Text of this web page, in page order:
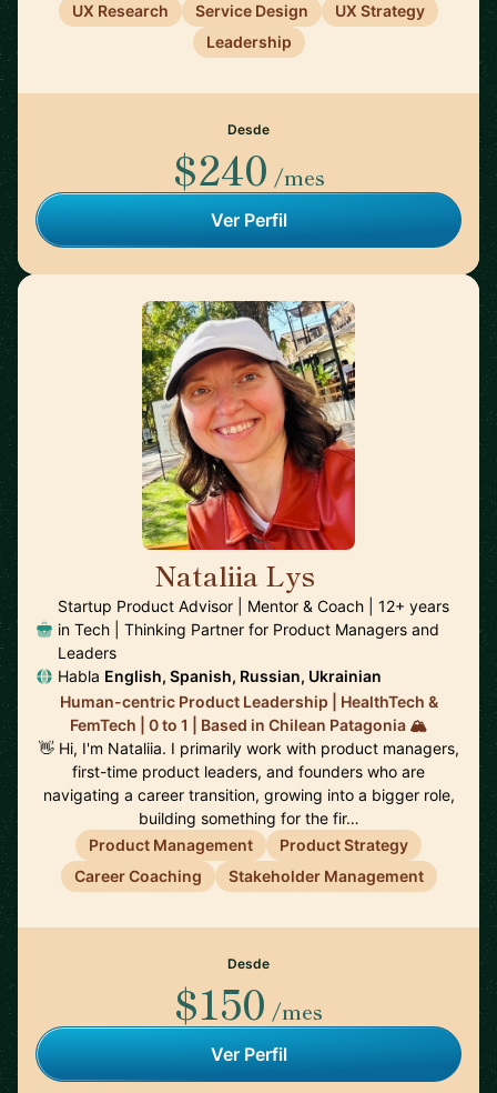
UX Research
Service Design
UX Strategy
Leadership
Desde
$240 /mes
Ver Perfil
Nataliia Lys
Startup Product Advisor | Mentor & Coach | 12+ years
in Tech | Thinking Partner for Product Managers and
Leaders
Habla English, Spanish, Russian, Ukrainian
Human-centric Product Leadership | HealthTech &
FemTech | 0 to 1 | Based in Chilean Patagonia 🏔️
👋 Hi, I'm Nataliia. I primarily work with product managers,
first-time product leaders, and founders who are
navigating a career transition, growing into a bigger role,
building something for the fir…
Product Management
Product Strategy
Career Coaching
Stakeholder Management
Desde
$150 /mes
Ver Perfil